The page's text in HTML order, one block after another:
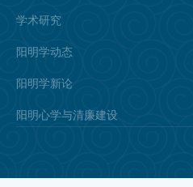
学术研究
阳明学动态
阳明学新论
阳明心学与清廉建设